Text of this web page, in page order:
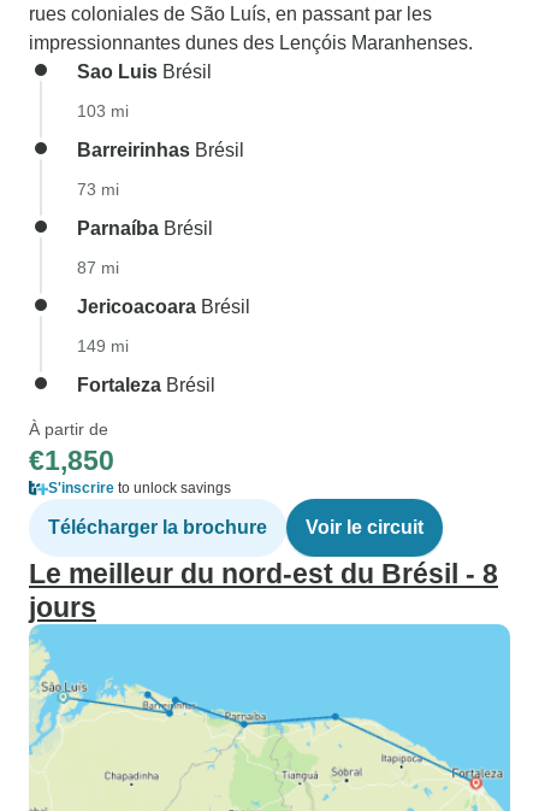
rues coloniales de São Luís, en passant par les
impressionnantes dunes des Lençóis Maranhenses.
Sao Luis Brésil
103 mi
Barreirinhas Brésil
73 mi
Parnaíba Brésil
87 mi
Jericoacoara Brésil
149 mi
Fortaleza Brésil
À partir de
€1,850
S'inscrire to unlock savings
Télécharger la brochure Voir le circuit
Le meilleur du nord-est du Brésil - 8
jours